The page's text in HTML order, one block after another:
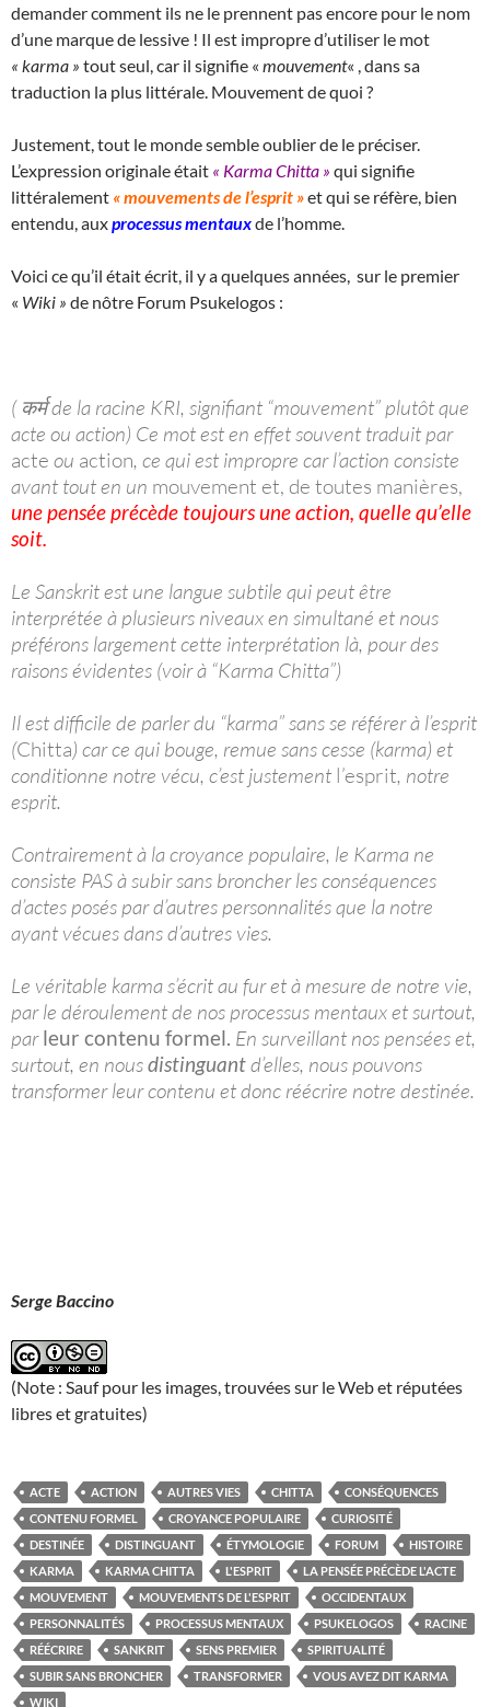
demander comment ils ne le prennent pas encore pour le nom
d’une marque de lessive ! Il est impropre d’utiliser le mot
« karma » tout seul, car il signifie « mouvement« , dans sa
traduction la plus littérale. Mouvement de quoi ?
Justement, tout le monde semble oublier de le préciser.
L’expression originale était « Karma Chitta » qui signifie
littéralement « mouvements de l’esprit »et qui se réfère, bien
entendu, auxprocessus mentauxde l’homme.
Voici ce qu’il était écrit, il y a quelques années, sur le premier
« Wiki » de nôtre Forum Psukelogos :
( कर्म de la racine KRI, signifiant “mouvement” plutôt que
acte ou action) Ce mot est en effet souvent traduit par
acte ou action, ce qui est impropre car l’action consiste
avant tout en un mouvement et, de toutes manières,
une pensée précède toujours une action, quelle qu’elle
soit.
Le Sanskrit est une langue subtile qui peut être
interprétée à plusieurs niveaux en simultané et nous
préférons largement cette interprétation là, pour des
raisons évidentes (voir à “Karma Chitta”)
Il est difficile de parler du “karma” sans se référer à l’esprit
(Chitta) car ce qui bouge, remue sans cesse (karma) et
conditionne notre vécu, c’est justement l’esprit, notre
esprit.
Contrairement à la croyance populaire, le Karma ne
consiste PAS à subir sans broncher les conséquences
d’actes posés par d’autres personnalités que la notre
ayant vécues dans d’autres vies.
Le véritable karma s’écrit au fur et à mesure de notre vie,
par le déroulement de nos processus mentaux et surtout,
parleur contenu formel. En surveillant nos pensées et,
surtout, en nousdistinguantd’elles, nous pouvons
transformer leur contenu et donc réécrire notre destinée.
Serge Baccino
(Note : Sauf pour les images, trouvées sur le Web et réputées
libres et gratuites)
ACTE ACTION AUTRES VIES CHITTA
CONSÉQUENCES
CONTENU FORMEL
CROYANCE POPULAIRE
CURIOSITÉ
DESTINÉE
DISTINGUANT ÉTYMOLOGIE FORUM
HISTOIRE
KARMA
KARMA CHITTA L'ESPRIT
LA PENSÉE PRÉCÈDE L'ACTE
MOUVEMENT
MOUVEMENTS DE L'ESPRIT
OCCIDENTAUX
PERSONNALITÉS
PROCESSUS MENTAUX PSUKELOGOS
RACINE
RÉÉCRIRE
SANKRIT SENS PREMIER
SPIRITUALITÉ
SUBIR SANS BRONCHER
TRANSFORMER
VOUS AVEZ DIT KARMA
WIKI